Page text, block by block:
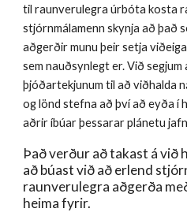
til raunverulegra úrbóta kosta
stjórnmálamenn skynja að það
aðgerðir munu þeir setja
sem nauðsynlegt er. Við
þjóðartekjunum til að viðhalda
og lönd stefna að því að eyða í
aðrir íbúar þessarar plánetu
Það verður að takast á við
að búast við að erlend
raunverulegra aðgerða
heima fyrir.